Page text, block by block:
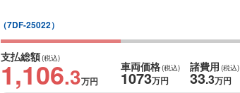
（7DF-25022）
支払総額(税込)
1,106.3万円
車両価格(税込)
1073万円
諸費用 (税込)
33.3万円